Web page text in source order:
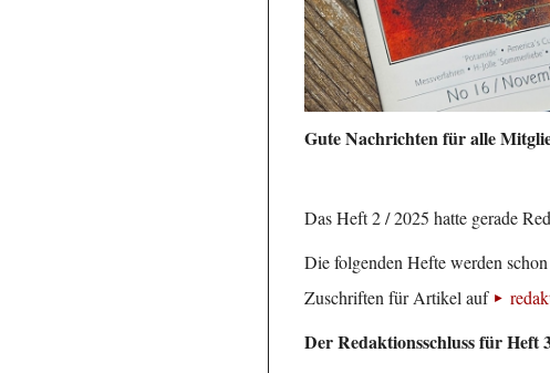
Gute Nachrichten für alle
Das Heft 2 / 2025 hatte gerade
Die folgenden Hefte werden
Zuschriften für Artikel auf
Der Redaktionsschluss für Heft